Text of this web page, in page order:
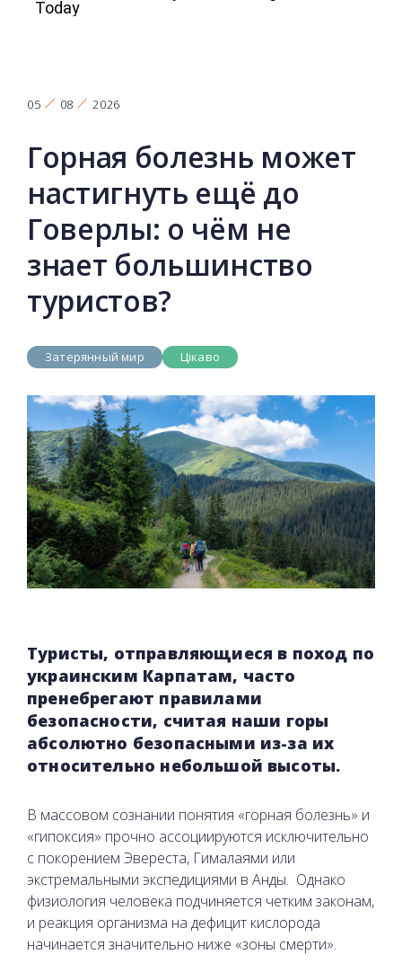
05 08 2026
Горная болезнь может
настигнуть ещё до
Говерлы: о чём не
знает большинство
туристов?
Затерянный мир Цікаво
Туристы, отправляющиеся в поход по
украинским Карпатам, часто
пренебрегают правилами
безопасности, считая наши горы
абсолютно безопасными из-за их
относительно небольшой высоты.
В массовом сознании понятия «горная болезнь» и
«гипоксия» прочно ассоциируются исключительно
с покорением Эвереста, Гималаями или
экстремальными экспедициями в Анды. Однако
физиология человека подчиняется четким законам,
и реакция организма на дефицит кислорода
начинается значительно ниже «зоны смерти».